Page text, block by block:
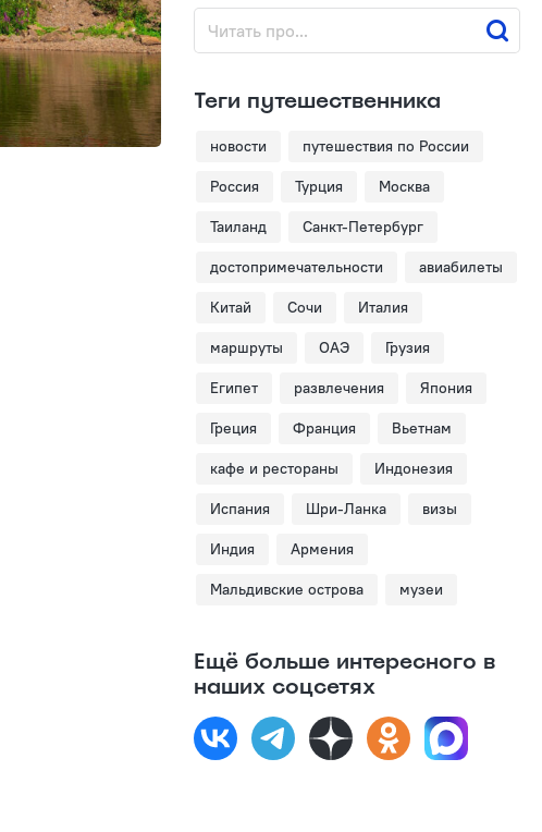
Теги путешественника
новости путешествия по России
Россия Турция Москва
Таиланд Санкт-Петербург
достопримечательности авиабилеты
Китай Сочи Италия
маршруты ОАЭ Грузия
Египет развлечения Япония
Греция Франция Вьетнам
кафе и рестораны Индонезия
Испания Шри-Ланка визы
Индия Армения
Мальдивские острова музеи
Ещё больше интересного в
наших соцсетях